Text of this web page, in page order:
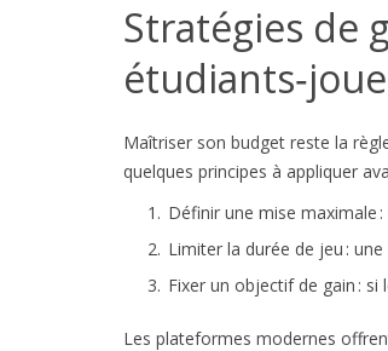
Stratégies de
Maîtriser son budget reste la
quelques principes à appliquer
Définir une mise maximale
Limiter la durée de jeu :
Fixer un objectif de gain :
Les plateformes modernes